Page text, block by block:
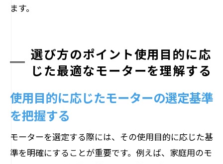
ます。
選び方のポイント使用目的に応
じた最適なモーターを理解する
使用目的に応じたモーターの選定基準
を把握する
モーターを選定する際には、その使用目的に応じた基
準を明確にすることが重要です。例えば、家庭用のモ